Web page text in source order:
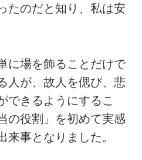
たのだと知り、私は安
に場を飾ることだけで
人が、故人を偲び、悲
できるようにするこ
の役割」を初めて実感
来事となりました。